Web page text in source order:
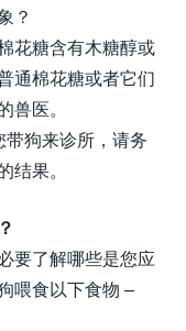
？
花糖含有木糖醇或
通棉花糖或者它们
医。
狗来诊所，请务
果。
要了解哪些是您应
喂食以下食物 –